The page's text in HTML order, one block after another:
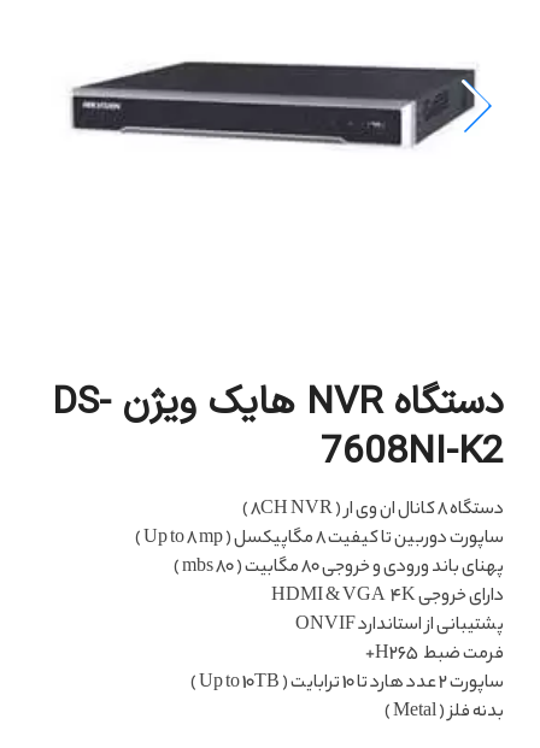
دستگاه NVR هایک ویژن DS-
7608NI-K2
دستگاه 8 کانال ان وی ار ( 8CH NVR )
ساپورت دوربین تا کیفیت 8 مگاپیکسل ( Up to 8 mp )
پهنای باند ورودی و خروجی 80 مگابیت ( mbs 80 )
دارای خروجی HDMI & VGA 4K
پشتیبانی از استاندارد ONVIF
فرمت ضبط H265+
ساپورت 2 عدد هارد تا 10 ترابایت ( Up to 10TB )
بدنه فلز ( Metal )